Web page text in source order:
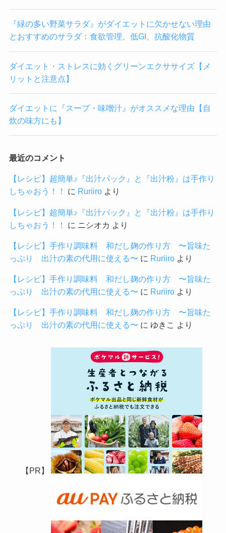
『緑の多い野菜サラダ』がダイエットに欠かせない理由
とおすすめのサラダ：食欲管理、低GI、抗酸化物質
ダイエット・ストレスに効くグリーンエクササイズ【メ
リットと注意点】
ダイエットに『スープ・味噌汁』がオススメな理由【自
炊の味方にも】
最近のコメント
【レシピ】超簡単♪『出汁パック』と『出汁粉』は手作り
しちゃおう！！
に Ruriiroより
【レシピ】超簡単♪『出汁パック』と『出汁粉』は手作り
しちゃおう！！
に ニシオカ より
【レシピ】手作り調味料 和だし麹の作り方 〜旨味た
っぷり 出汁の素の代用に使える〜 に Ruriiroより
【レシピ】手作り調味料 和だし麹の作り方 〜旨味た
っぷり 出汁の素の代用に使える〜 に Ruriiroより
【レシピ】手作り調味料 和だし麹の作り方 〜旨味た
っぷり 出汁の素の代用に使える〜 に ゆきこ より
【PR】